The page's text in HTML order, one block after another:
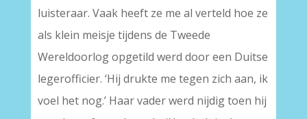
luisteraar. Vaak heeft ze me al verteld hoe ze
als klein meisje tijdens de Tweede
Wereldoorlog opgetild werd door een Duitse
legerofficier. ‘Hij drukte me tegen zich aan, ik
voel het nog.’ Haar vader werd nijdig toen hij